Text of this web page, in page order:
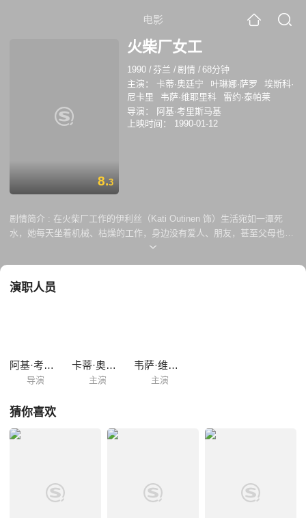
电影
8.3
火柴厂女工
1990 / 芬兰 /剧情 /68分钟
主演：
卡蒂·奥廷宁 叶琳娜·萨罗
埃斯科·
尼卡里
韦萨·维耶里科
雷约·泰帕莱
导演：
阿基·考里斯马基
上映时间：
1990-01-12
剧情简介 : 在火柴厂工作的伊利丝（Kati Outinen 饰）生活宛如一潭死
水，她每天坐着机械、枯燥的工作，身边没有爱人、朋友，甚至父母也与
她的关系非常冷淡。她何尝不渴望爱情的到来，但即使在舞池中，她也永
新电影单元国际联盟奖和OCIC奖、1991年芬兰胡西奖最佳女主角（Kati
演职人员
阿基·考里斯马基
导演
卡蒂·奥廷宁
主演
韦萨·维耶里科
主演
猜你喜欢